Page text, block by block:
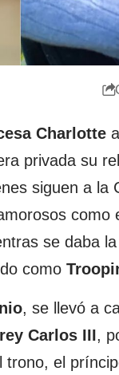
Charlotte
privada su
siguen a la
como
se daba
como
, se llevó a
rey Carlos III,
el